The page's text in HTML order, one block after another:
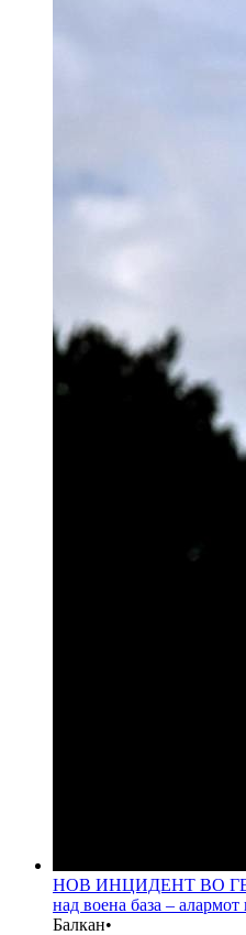
НОВ ИНЦИДЕНТ ВО
над воена база –
Балкан•